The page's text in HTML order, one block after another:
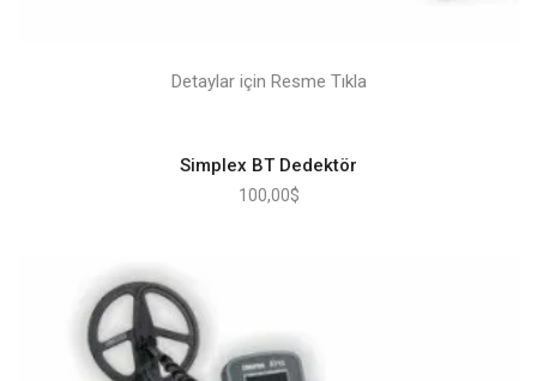
Detaylar için Resme Tıkla
Simplex BT Dedektör
100,00$